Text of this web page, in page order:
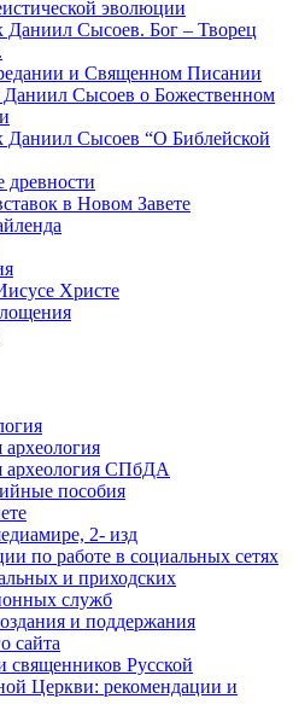
эволюции
Сысоев. Бог – Творец
и Священном Писании
Сысоев о Божественном
Сысоев “О Библейской
древности
в Новом Завете
Христе
археология
археология СПбДА
пособия
2- изд
по работе в социальных сетях
и приходских
служб
и поддержания
сайта
священников Русской
Церкви: рекомендации и